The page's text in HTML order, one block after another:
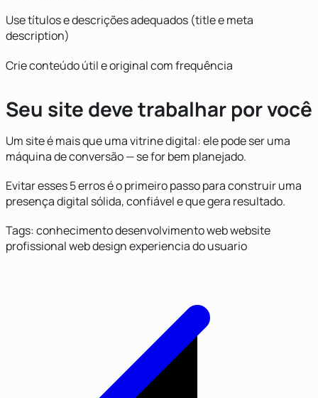
Use títulos e descrições adequados (title e meta
description)
Crie conteúdo útil e original com frequência
Seu site deve trabalhar por você
Um site é mais que uma vitrine digital: ele pode ser uma
máquina de conversão — se for bem planejado.
Evitar esses 5 erros é o primeiro passo para construir uma
presença digital sólida, confiável e que gera resultado.
Tags:conhecimentodesenvolvimento webwebsite
profissionalweb designexperiencia do usuario